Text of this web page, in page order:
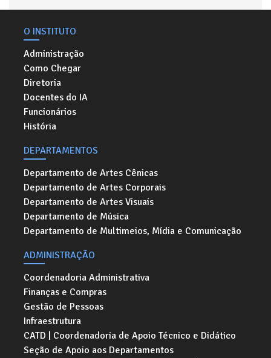
O INSTITUTO
Administração
Como Chegar
Diretoria
Docentes do IA
Funcionários
História
DEPARTAMENTOS
Departamento de Artes Cênicas
Departamento de Artes Corporais
Departamento de Artes Visuais
Departamento de Música
Departamento de Multimeios, Mídia e Comunicação
ADMINISTRAÇÃO
Coordenadoria Administrativa
Finanças e Compras
Gestão de Pessoas
Infraestrutura
CATD | Coordenadoria de Apoio Técnico e Didático
Seção de Apoio aos Departamentos